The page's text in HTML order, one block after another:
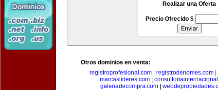
Realizar una Oferta
Precio Ofrecido $
Otros dominios en venta:
registroprofesional.com| registrodenomes.com|
marcaslideres.com
galeriadecompra.com|